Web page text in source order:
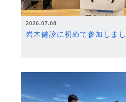
2026.07.08
岩木健診に初めて参加しま